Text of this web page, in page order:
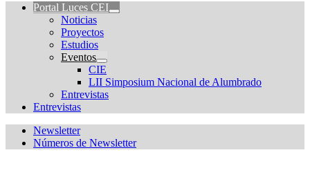
Portal Luces CEI
Noticias
Proyectos
Estudios
Eventos
CIE
LII Simposium Nacional de Alumbrado
Entrevistas
Entrevistas
Newsletter
Números de Newsletter